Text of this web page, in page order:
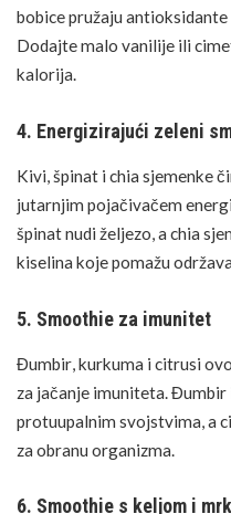
bobice pružaju
Dodajte malo vanilije ili
kalorija.
4. Energizirajući zeleni
Kivi,špinat i chia sjemenke
jutarnjim pojačivačem
špinat nudi željezo, a chia
kiselina koje pomažu
5. Smoothie za imunitet
Đumbir, kurkuma i citrusi
za jačanje imuniteta. Đumbir
protuupalnim svojstvima, a
za obranu organizma.
6. Smoothie s keljom i